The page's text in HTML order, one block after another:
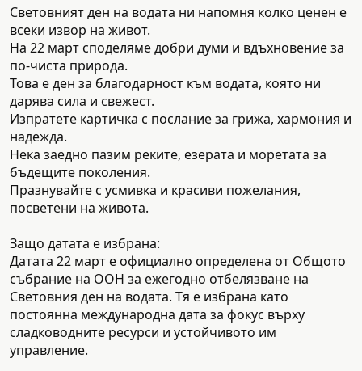
Световният ден на водата ни напомня колко ценен е
всеки извор на живот.
На 22 март споделяме добри думи и вдъхновение за
по-чиста природа.
Това е ден за благодарност към водата, която ни
дарява сила и свежест.
Изпратете картичка с послание за грижа, хармония и
надежда.
Нека заедно пазим реките, езерата и моретата за
бъдещите поколения.
Празнувайте с усмивка и красиви пожелания,
посветени на живота.
Защо датата е избрана:
Датата 22 март е официално определена от Общото
събрание на ООН за ежегодно отбелязване на
Световния ден на водата. Тя е избрана като
постоянна международна дата за фокус върху
сладководните ресурси и устойчивото им
управление.